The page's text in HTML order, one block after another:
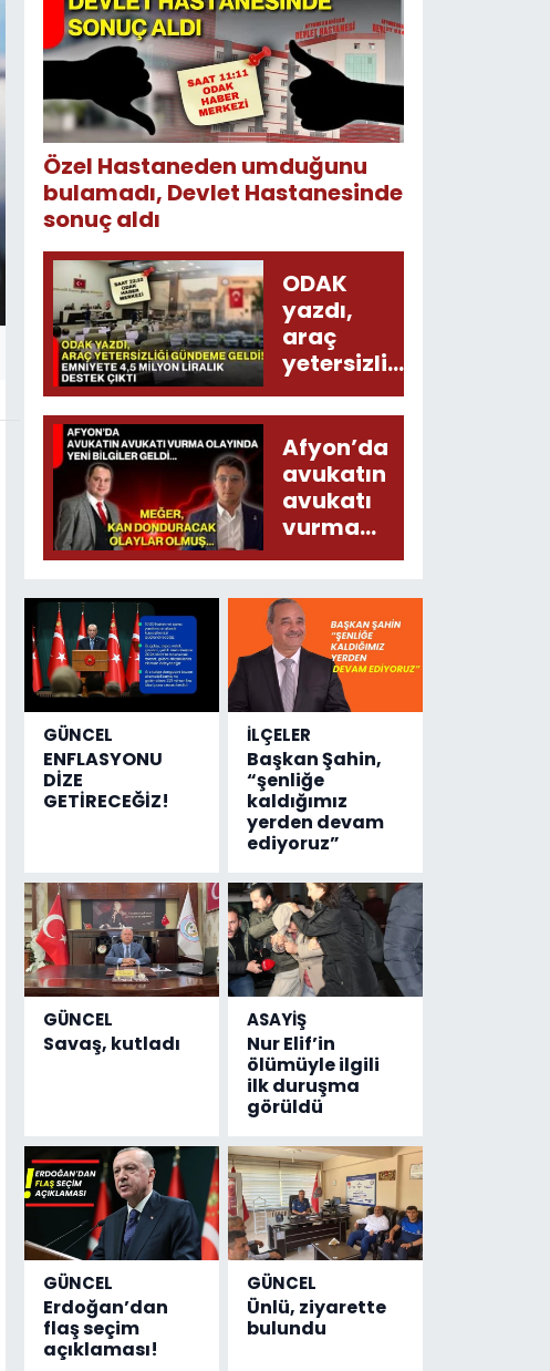
Özel Hastaneden umduğunu
bulamadı, Devlet Hastanesinde
sonuç aldı
ODAK
yazdı,
araç
yetersizliği
gündeme
geldi!
Emniyete
4,5 milyon
liralık
destek
Afyon’da
avukatın
avukatı
vurma
olayında
geldi...
Meğer, kan
donduracak
olaylar
olmuş...
GÜNCEL
ENFLASYONU
DİZE
GETİRECEĞİZ!
İLÇELER
Başkan Şahin,
“şenliğe
kaldığımız
yerden devam
ediyoruz”
GÜNCEL
Savaş, kutladı
ASAYİŞ
Nur Elif’in
ölümüyle ilgili
ilk duruşma
görüldü
GÜNCEL
Erdoğan’dan
flaş seçim
açıklaması!
GÜNCEL
Ünlü, ziyarette
bulundu